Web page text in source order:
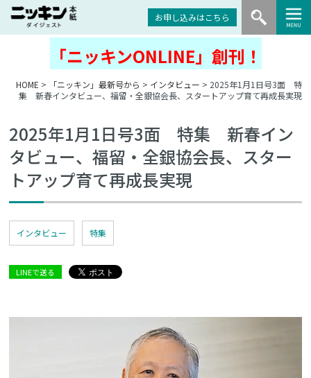
お申し込みはこちら
「ニッキンONLINE」創刊！
HOME > 「ニッキン」最新号から > インタビュー > 2025年1月1日号3面 特
集 新春インタビュー、福留・全銀協会長、スタートアップ育て再成長実現
2025年1月1日号3面 特集 新春イン
タビュー、福留・全銀協会長、スター
トアップ育て再成長実現
インタビュー 特集
LINEで送る